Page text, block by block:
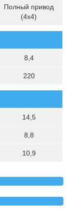
Полный привод
(4х4)
8,4
220
14,5
8,8
10,9